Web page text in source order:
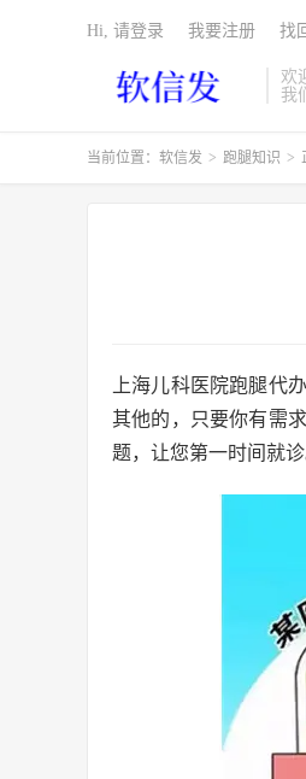
欢
我
Hi, 请登录 我要注册 找
当前位置： 软信发 > 跑腿知识 >
上海儿科医院跑腿代
其他的，只要你有需
题，让您第一时间就